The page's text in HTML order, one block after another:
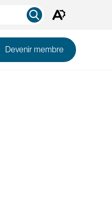
Ouvrez
d'outils
d'accessibilité.
Devenir membre